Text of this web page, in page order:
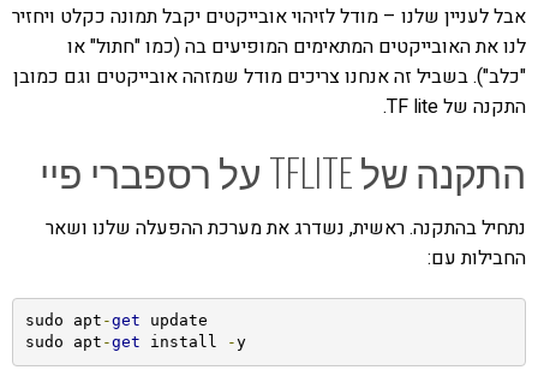
אבל לעניין שלנו – מודל לזיהוי אובייקטים יקבל תמונה כקלט ויחזיר
לנו את האובייקטים המתאימים המופיעים בה (כמו "חתול" או
"כלב"). בשביל זה אנחנו צריכים מודל שמזהה אובייקטים וגם כמובן
התקנה של TF lite.
התקנה של TFLITE על רספברי פיי
נתחיל בהתקנה. ראשית, נשדרג את מערכת ההפעלה שלנו ושאר
החבילות עם:
sudo apt -get update
sudo apt -get install -y